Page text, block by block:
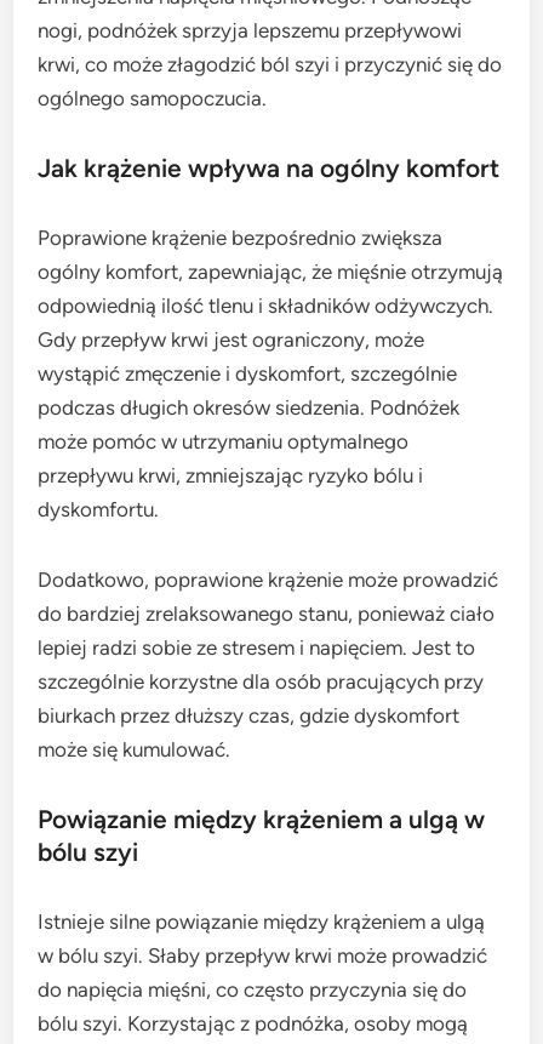
nogi, podnóżek sprzyja lepszemu przepływowi
krwi, co może złagodzić ból szyi i przyczynić się do
ogólnego samopoczucia.
Jak krążenie wpływa na ogólny komfort
Poprawione krążenie bezpośrednio zwiększa
ogólny komfort, zapewniając, że mięśnie otrzymują
odpowiednią ilość tlenu i składników odżywczych.
Gdy przepływ krwi jest ograniczony, może
wystąpić zmęczenie i dyskomfort, szczególnie
podczas długich okresów siedzenia. Podnóżek
może pomóc w utrzymaniu optymalnego
przepływu krwi, zmniejszając ryzyko bólu i
dyskomfortu.
Dodatkowo, poprawione krążenie może prowadzić
do bardziej zrelaksowanego stanu, ponieważ ciało
lepiej radzi sobie ze stresem i napięciem. Jest to
szczególnie korzystne dla osób pracujących przy
biurkach przez dłuższy czas, gdzie dyskomfort
może się kumulować.
Powiązanie między krążeniem a ulgą w
bólu szyi
Istnieje silne powiązanie między krążeniem a ulgą
w bólu szyi. Słaby przepływ krwi może prowadzić
do napięcia mięśni, co często przyczynia się do
bólu szyi. Korzystając z podnóżka, osoby mogą